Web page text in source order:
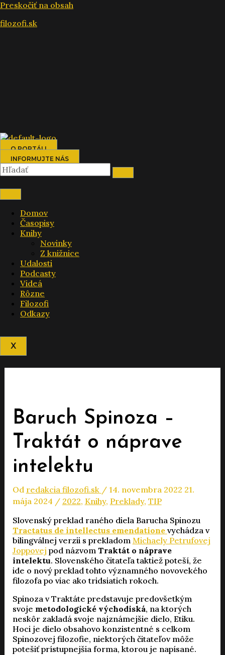
Preskočiť na obsah
filozofi.sk
O PORTÁLI
INFORMUJTE NÁS
Domov
Časopisy
Knihy
Novinky
Z knižnice
Udalosti
Podcasty
Videá
Rôzne
Filozofi
Odkazy
X
Baruch Spinoza –
Traktát o náprave
intelektu
Od redakcia filozofi.sk / 14. novembra 2022 21.
mája 2024 / 2022, Knihy, Preklady, TIP
Slovenský preklad raného diela Barucha Spinozu
Tractatus de intellectus emendatione vychádza v
bilingválnej verzii s prekladom Michaely Petrufovej
Joppovej pod názvom Traktát o náprave
intelektu. Slovenského čitateľa taktiež poteší, že
ide o nový preklad tohto významného novovekého
filozofa po viac ako tridsiatich rokoch.
Spinoza v Traktáte predstavuje predovšetkým
svoje metodologické východiská, na ktorých
neskôr zakladá svoje najznámejšie dielo, Etiku.
Hoci je dielo obsahovo konzistentné s celkom
Spinozovej filozofie, niektorých čitateľov môže
potešiť prístupnejšia forma, ktorou je napísané.